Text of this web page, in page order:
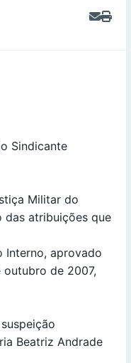
Sindicante
Militar do
das atribuições que
Interno, aprovado
outubro de 2007,
Beatriz Andrade